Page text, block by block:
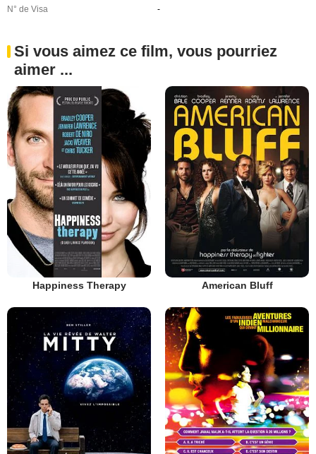
N° de Visa
-
Si vous aimez ce film, vous pourriez
aimer ...
Happiness Therapy American Bluff